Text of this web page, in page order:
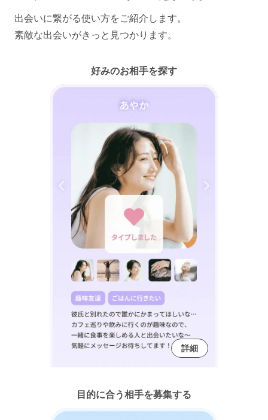
出会いに繋がる使い方をご紹介します。
素敵な出会いがきっと見つかります。
好みのお相手を探す
詳細
目的に合う相手を募集する